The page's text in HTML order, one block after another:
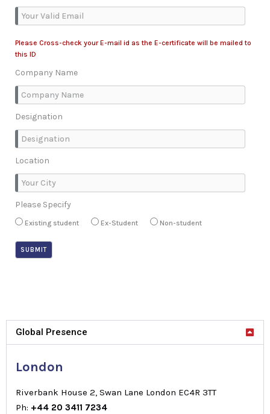
Please Cross-check your E-mail id as the E-certificate will be mailed to
this ID
Company Name
Designation
Location
Please Specify
Existing student Ex-Student Non-student
Global Presence
London
Riverbank House 2, Swan Lane London EC4R 3TT
Ph: +44 20 3411 7234